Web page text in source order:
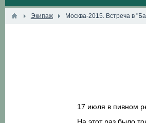
Экипаж Москва-2015. Встреча в
17 июля в пивном